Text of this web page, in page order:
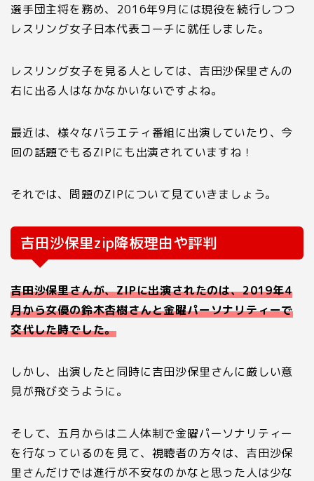
選手団主将を務め、2016年9月には現役を続行しつつ
レスリング女子日本代表コーチに就任しました。
レスリング女子を見る人としては、吉田沙保里さんの
右に出る人はなかなかいないですよね。
最近は、様々なバラエティ番組に出演していたり、今
回の話題でもるZIPにも出演されていますね！
それでは、問題のZIPについて見ていきましょう。
吉田沙保里zip降板理由や評判
吉田沙保里さんが、ZIPに出演されたのは、2019年4
月から女優の鈴木杏樹さんと金曜パーソナリティーで
交代した時でした。
しかし、出演したと同時に吉田沙保里さんに厳しい意
見が飛び交うように。
そして、五月からは二人体制で金曜パーソナリティー
を行なっているのを見て、視聴者の方々は、吉田沙保
里さんだけでは進行が不安なのかなと思った人は少な